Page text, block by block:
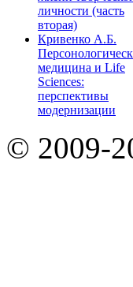
личности (часть
вторая)
Кривенко А.Б.
медицина и Life
Sciences:
перспективы
модернизации
© 2009-